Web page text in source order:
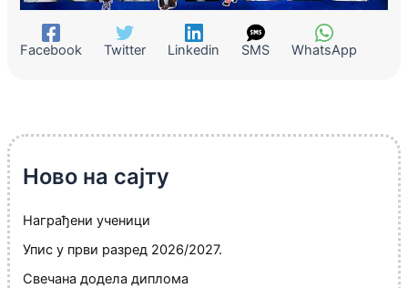
Facebook Twitter Linkedin SMS WhatsApp
Ново на сајту
Награђени ученици
Упис у први разред 2026/2027.
Свечана додела диплома